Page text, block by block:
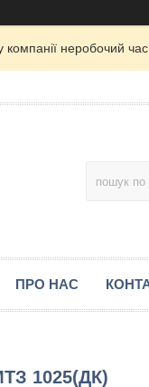
компанії неробочий
ПРО НАС
1025(ДК)